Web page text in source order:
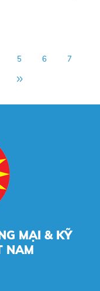
5 6 7
MẠI & KỸ
NAM